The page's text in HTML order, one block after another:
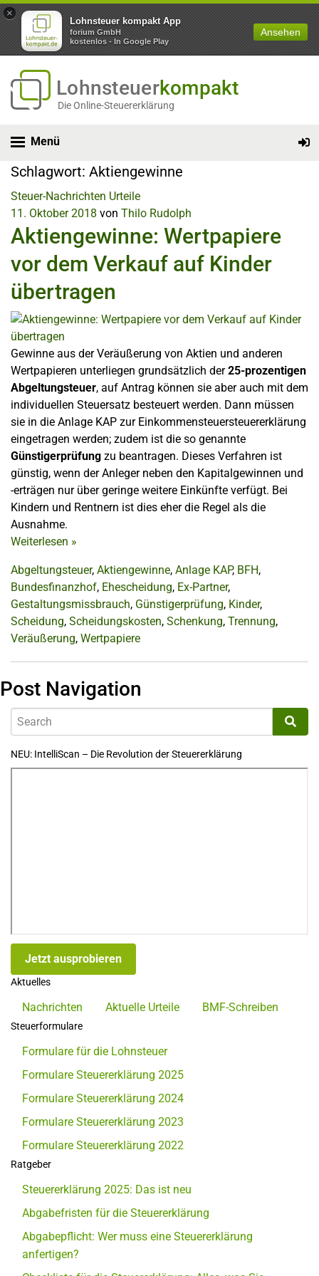
×
Lohnsteuer kompakt App
forium GmbH
kostenlos - In Google Play
Ansehen
Lohnsteuerkompakt
Die Online-Steuererklärung
Menü
Schlagwort: Aktiengewinne
Steuer-Nachrichten Urteile
11. Oktober 2018 von Thilo Rudolph
Aktiengewinne: Wertpapiere
vor dem Verkauf auf Kinder
übertragen
Gewinne aus der Veräußerung von Aktien und anderen
Wertpapieren unterliegen grundsätzlich der25-prozentigen
Abgeltungsteuer, auf Antrag können sie aber auch mit dem
individuellen Steuersatz besteuert werden. Dann müssen
sie in die Anlage KAP zur Einkommensteuersteuererklärung
eingetragen werden; zudem ist die so genannte
Günstigerprüfung zu beantragen. Dieses Verfahren ist
günstig, wenn der Anleger neben den Kapitalgewinnen und
-erträgen nur über geringe weitere Einkünfte verfügt. Bei
Kindern und Rentnern ist dies eher die Regel als die
Ausnahme.
Weiterlesen »
Abgeltungsteuer, Aktiengewinne, Anlage KAP, BFH,
Bundesfinanzhof, Ehescheidung, Ex-Partner,
Gestaltungsmissbrauch, Günstigerprüfung, Kinder,
Scheidung, Scheidungskosten, Schenkung, Trennung,
Veräußerung, Wertpapiere
Post Navigation
NEU: IntelliScan – Die Revolution der Steuererklärung
Jetzt ausprobieren
Aktuelles
Nachrichten Aktuelle Urteile BMF-Schreiben
Steuerformulare
Formulare für die Lohnsteuer
Formulare Steuererklärung 2025
Formulare Steuererklärung 2024
Formulare Steuererklärung 2023
Formulare Steuererklärung 2022
Ratgeber
Steuererklärung 2025: Das ist neu
Abgabefristen für die Steuererklärung
Abgabepflicht: Wer muss eine Steuererklärung
anfertigen?